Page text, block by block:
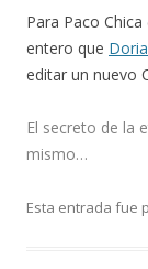
Para Paco
entero que
editar un nuevo
El secreto de la
mismo…
Esta entrada fue